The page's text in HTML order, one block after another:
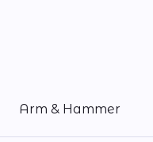
Arm & Hammer